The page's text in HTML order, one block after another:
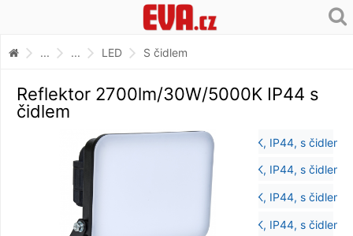
... ... LED S čidlem
Reflektor 2700lm/30W/5000K IP44 s
čidlem